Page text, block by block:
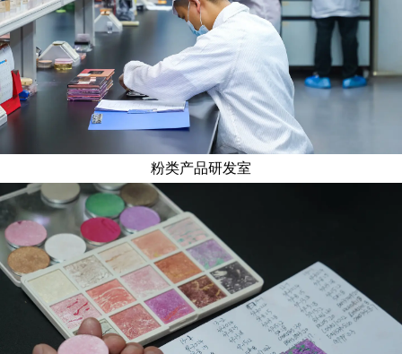
粉类产品研发室